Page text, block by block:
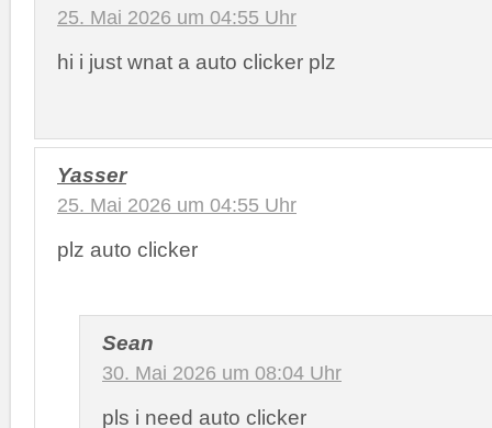
25. Mai 2026 um 04:55 Uhr
hi i just wnat a auto clicker plz
Yasser
25. Mai 2026 um 04:55 Uhr
plz auto clicker
Sean
30. Mai 2026 um 08:04 Uhr
pls i need auto clicker